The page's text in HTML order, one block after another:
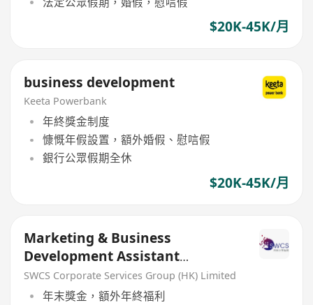
$20K-45K/月
business development
Keeta Powerbank
年終獎金制度
慷慨年假設置，額外婚假、慰唁假
銀行公眾假期全休
$20K-45K/月
Marketing & Business
Development Assistant
Manager/ Senior Officer
SWCS Corporate Services Group (HK) Limited
年末獎金，額外年終福利